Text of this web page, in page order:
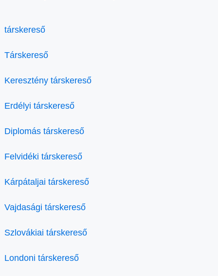
társkereső
Társkereső
Keresztény társkereső
Erdélyi társkereső
Diplomás társkereső
Felvidéki társkereső
Kárpátaljai társkereső
Vajdasági társkereső
Szlovákiai társkereső
Londoni társkereső